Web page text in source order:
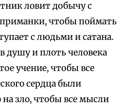
ловит добычу с
чтобы поймать
с людьми и сатана.
душу и плоть человека
учение, чтобы все
сердца были
зло, чтобы все мысли